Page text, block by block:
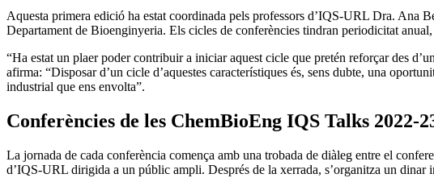
Aquesta primera edició ha estat coordinada pels professors d’IQS-URL Dra. Ana
Departament de Bioenginyeria. Els cicles de conferències tindran periodicitat
“Ha estat un plaer poder contribuir a iniciar aquest cicle que pretén reforçar des
afirma: “Disposar d’un cicle d’aquestes característiques és, sens dubte, una
industrial que ens envolta”.
Conferències de les ChemBioEng IQS Talks 2022-
La jornada de cada conferència comença amb una trobada de diàleg entre el
d’IQS-URL dirigida a un públic ampli. Després de la xerrada, s’organitza un